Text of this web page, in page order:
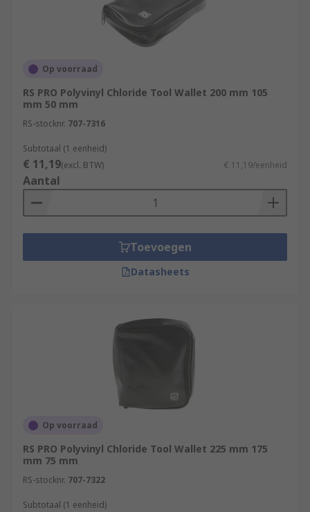
Op voorraad
RS PRO Polyvinyl Chloride Tool Wallet 200 mm 105
mm 50 mm
RS-stocknr. 707-7316
Subtotaal (1 eenheid)
€ 11,19(excl. BTW) € 11,19/eenheid
Aantal
Toevoegen
Datasheets
Op voorraad
RS PRO Polyvinyl Chloride Tool Wallet 225 mm 175
mm 75 mm
RS-stocknr. 707-7322
Subtotaal (1 eenheid)